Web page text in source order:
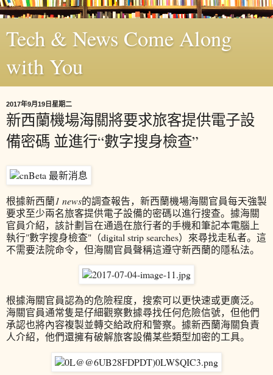
Tech & News Come Along
with You
2017年9月19日星期二
新西蘭機場海關將要求旅客提供電子設
備密碼 並進行“數字搜身檢查”
根據新西蘭1 news的調查報告，新西蘭機場海關官員每天強製
要求至少兩名旅客提供電子設備的密碼以進行搜查。據海關
官員介紹，該計劃旨在通過在旅行者的手機和筆記本電腦上
執行"數字搜身檢查"（digital strip searches）來尋找走私者。這
不需要法院命令，但海關官員聲稱這遵守新西蘭的隱私法。
根據海關官員認為的危險程度，搜索可以更快速或更廣泛。
海關官員通常隻是仔細觀察數據尋找任何危險信號，但他們
承認也將內容複製並轉交給政府和警察。據新西蘭海關負責
人介紹，他們還擁有破解旅客設備某些類型加密的工具。